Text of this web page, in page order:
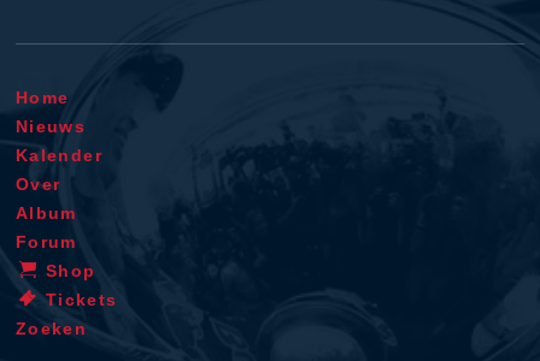
Home
Nieuws
Kalender
Over
Album
Forum
Shop
Tickets
Zoeken